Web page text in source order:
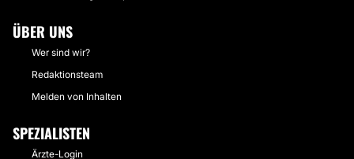
ÜBER UNS
Wer sind wir?
Redaktionsteam
Melden von Inhalten
SPEZIALISTEN
Ärzte-Login